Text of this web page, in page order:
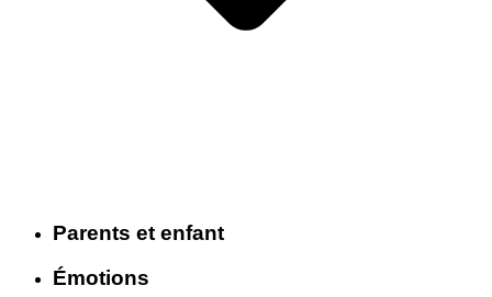
Parents et enfant
Émotions